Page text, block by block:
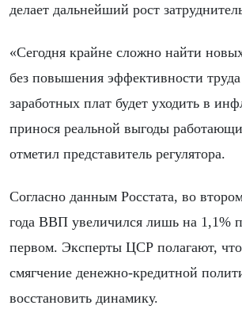
делает дальнейший рост
«Сегодня крайне сложно найти
без повышения эффективности труда
заработных плат будет уходить в
принося реальной выгоды
отметил представитель регулятора.
Согласно данным Росстата, во
года ВВП увеличился лишь на 1,1%
первом. Эксперты ЦСР полагают,
смягчение денежно-кредитной
восстановить динамику.